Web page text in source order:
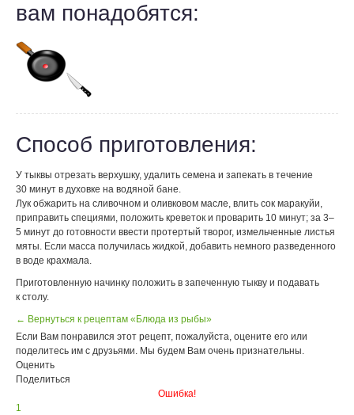
вам понадобятся:
Способ приготовления:
У тыквы отрезать верхушку, удалить семена и запекать в течение
30 минут в духовке на водяной бане.
Лук обжарить на сливочном и оливковом масле, влить сок маракуйи,
приправить специями, положить креветок и проварить 10 минут; за 3–
5 минут до готовности ввести протертый творог, измельченные листья
мяты. Если масса получилась жидкой, добавить немного разведенного
в воде крахмала.
Приготовленную начинку положить в запеченную тыкву и подавать
к столу.
← Вернуться к рецептам «Блюда из рыбы»
Если Вам понравился этот рецепт, пожалуйста, оцените его или
поделитесь им с друзьями. Мы будем Вам очень признательны.
Оценить
Поделиться
Ошибка!
1